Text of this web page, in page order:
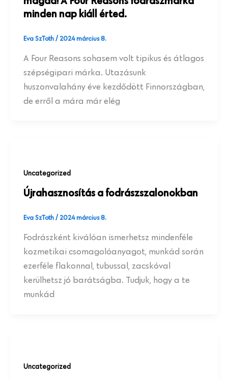
minden nap kiáll érted.
Eva SzToth/2024 március 8.
A Four Reasons sohasem volt tipikus és átlagos
szépségipari márka. Utazásunk
huszonvalahány éve kezdődött Finnországban,
de erről a mára már elég
Uncategorized
Újrahasznosítás a fodrászszalonokban
Eva SzToth/2024 március 8.
Fodrászként kiválóan ismerhetsz mindenféle
kozmetikai csomagolóanyagot, munkád során
ezerféle flakonnal, tubussal, zacskóval
kerülhetsz jó barátságba. Tudjuk, hogy a te
munkád
Uncategorized